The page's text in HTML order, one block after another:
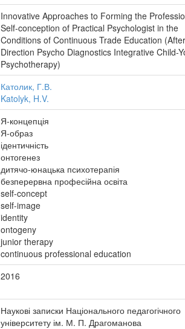
Innovative Approaches to Forming the
Self-conception of Practical Psychologist in the
Conditions of Continuous Trade Education (After
Direction Psycho Diagnostics Integrative Child-
Psychotherapy)
Католик, Г.В.
Katolyk, H.V.
Я-концепція
Я-образ
ідентичність
онтогенез
дитячо-юнацька психотерапія
безперервна професійна освіта
self-concept
self-image
identity
ontogeny
junior therapy
continuous professional education
2016
Наукові записки Національного педагогічного
університету ім. М. П. Драгоманова